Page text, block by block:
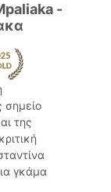
-
σημείο
της
γκάμα